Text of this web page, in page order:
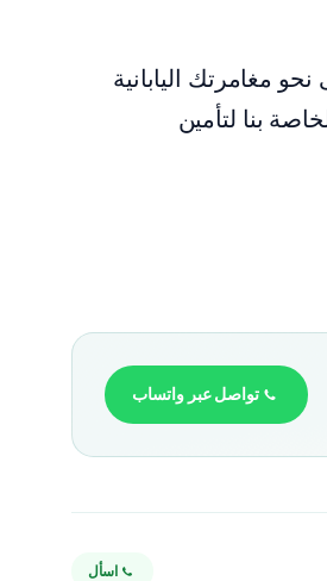
مغامرتك اليابانية
بنا لتأمين
تواصل عبر واتساب
اسأل